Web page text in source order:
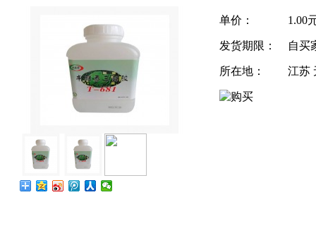
单价： 1.00
发货期限： 自买
所在地： 江苏